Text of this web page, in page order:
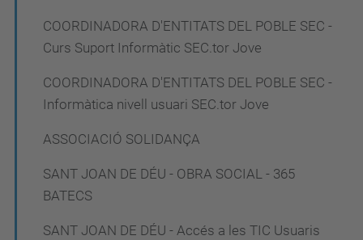
COORDINADORA D'ENTITATS DEL POBLE SEC -
Curs Suport Informàtic SEC.tor Jove
COORDINADORA D'ENTITATS DEL POBLE SEC -
Informàtica nivell usuari SEC.tor Jove
ASSOCIACIÓ SOLIDANÇA
SANT JOAN DE DÉU - OBRA SOCIAL - 365
BATECS
SANT JOAN DE DÉU - Accés a les TIC Usuaris